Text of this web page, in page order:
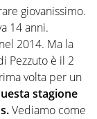
giovanissimo.
14 anni.
2014. Ma la
Pezzuto è il 2
volta per un
stagione
Vediamo come